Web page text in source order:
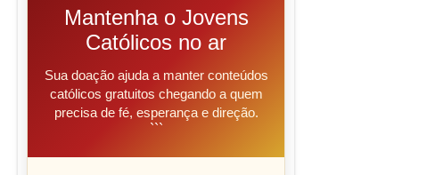
Mantenha o Jovens
Católicos no ar
Sua doação ajuda a manter conteúdos
católicos gratuitos chegando a quem
precisa de fé, esperança e direção.
```